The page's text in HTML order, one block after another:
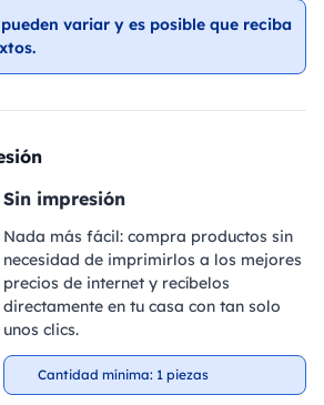
variar y es posible que reciba
Sin impresión
Nada más fácil: compra productos sin
necesidad de imprimirlos a los mejores
precios de internet y recíbelos
directamente en tu casa con tan solo
unos clics.
Cantidad mínima: 1 piezas